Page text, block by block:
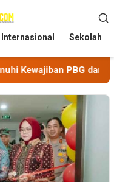
Internasional Sekolah
PBG dan SLF